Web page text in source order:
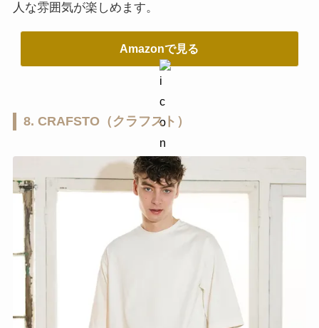
人な雰囲気が楽しめます。
Amazonで見る
8. CRAFSTO（クラフスト）